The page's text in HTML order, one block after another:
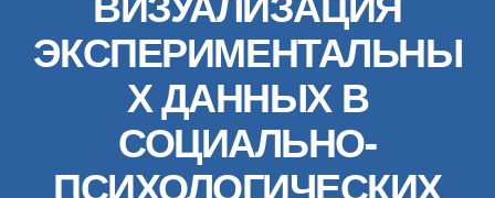
ЭКСПЕРИМЕНТАЛЬНЫ
Х ДАННЫХ В
СОЦИАЛЬНО-
ПСИХОЛОГИЧЕСКИХ